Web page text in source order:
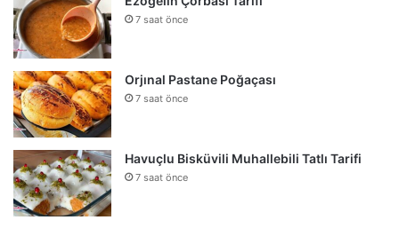
7 saat önce
Orjınal Pastane Poğaçası
7 saat önce
Havuçlu Bisküvili Muhallebili Tatlı Tarifi
7 saat önce